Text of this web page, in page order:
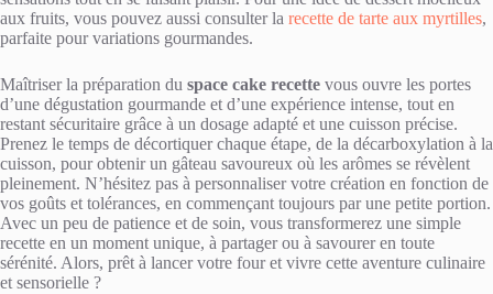
aux fruits, vous pouvez aussi consulter la recette de tarte aux myrtilles,
parfaite pour variations gourmandes.
Maîtriser la préparation du space cake recette vous ouvre les portes
d’une dégustation gourmande et d’une expérience intense, tout en
restant sécuritaire grâce à un dosage adapté et une cuisson précise.
Prenez le temps de décortiquer chaque étape, de la décarboxylation à la
cuisson, pour obtenir un gâteau savoureux où les arômes se révèlent
pleinement. N’hésitez pas à personnaliser votre création en fonction de
vos goûts et tolérances, en commençant toujours par une petite portion.
Avec un peu de patience et de soin, vous transformerez une simple
recette en un moment unique, à partager ou à savourer en toute
sérénité. Alors, prêt à lancer votre four et vivre cette aventure culinaire
et sensorielle ?